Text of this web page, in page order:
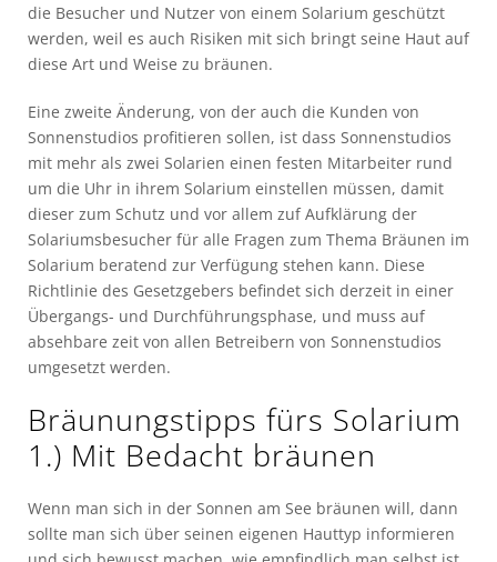
die Besucher und Nutzer von einem Solarium geschützt
werden, weil es auch Risiken mit sich bringt seine Haut auf
diese Art und Weise zu bräunen.
Eine zweite Änderung, von der auch die Kunden von
Sonnenstudios profitieren sollen, ist dass Sonnenstudios
mit mehr als zwei Solarien einen festen Mitarbeiter rund
um die Uhr in ihrem Solarium einstellen müssen, damit
dieser zum Schutz und vor allem zuf Aufklärung der
Solariumsbesucher für alle Fragen zum Thema Bräunen im
Solarium beratend zur Verfügung stehen kann. Diese
Richtlinie des Gesetzgebers befindet sich derzeit in einer
Übergangs- und Durchführungsphase, und muss auf
absehbare zeit von allen Betreibern von Sonnenstudios
umgesetzt werden.
Bräunungstipps fürs Solarium
1.) Mit Bedacht bräunen
Wenn man sich in der Sonnen am See bräunen will, dann
sollte man sich über seinen eigenen Hauttyp informieren